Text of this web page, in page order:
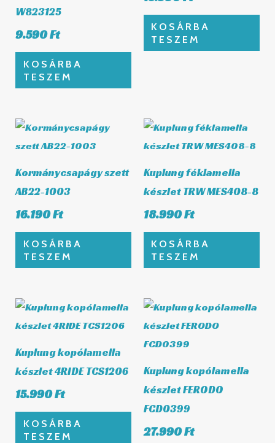
W823125
9.590Ft
KOSÁRBA
TESZEM
KOSÁRBA
TESZEM
Kormánycsapágy szett
AB22-1003
16.190Ft
KOSÁRBA
TESZEM
Kuplung féklamella
készlet TRW MES408-8
18.990Ft
KOSÁRBA
TESZEM
Kuplung kopólamella
készlet 4RIDE TCS1206
15.990Ft
KOSÁRBA
TESZEM
Kuplung kopólamella
készlet FERODO
FCD0399
27.990Ft